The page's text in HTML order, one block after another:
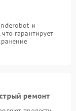
и
гарантирует
ремонт